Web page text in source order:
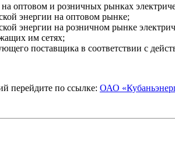
оптовом и розничных рынках
энергии на оптовом рынке;
энергии на розничном рынке
им сетях;
поставщика в соответствии с
перейдите по ссылке: ОАО